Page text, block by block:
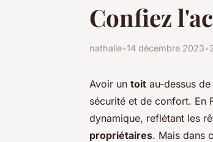
Confiez
nathalie•14 décembre 2023•
Avoir un toit au-dessus
sécurité et de confort. En
dynamique, reflétant les
propriétaires. Mais dans